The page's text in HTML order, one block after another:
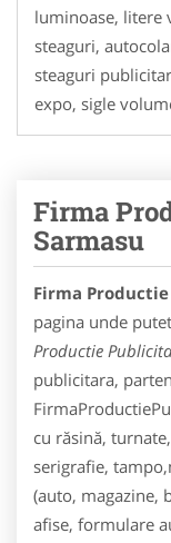
luminoase, litere
steaguri,
steaguri
expo, sigle
Firma
Sarmasu
Firma
pagina unde
Productie
publicitara,
cu răsină,
serigrafie,
(auto, magazine,
afise, formulare